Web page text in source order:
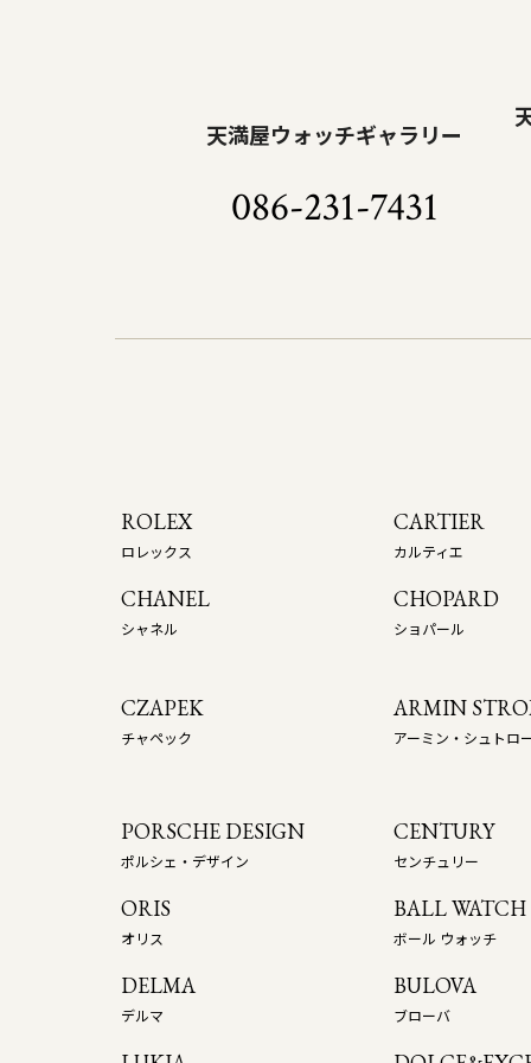
天満屋ウォッチギャラリー
086-231-7431
ROLEX
ロレックス
CARTIER
カルティエ
CHANEL
シャネル
CHOPARD
ショパール
CZAPEK
チャペック
ARMIN
アーミン・シュトロ
PORSCHE DESIGN
ポルシェ・デザイン
CENTURY
センチュリー
ORIS
オリス
BALL WATCH
ボール ウォッチ
DELMA
デルマ
BULOVA
ブローバ